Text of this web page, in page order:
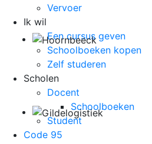
Vervoer
Ik wil
Een cursus geven
Schoolboeken kopen
Zelf studeren
Scholen
Docent
Schoolboeken
Student
Code 95